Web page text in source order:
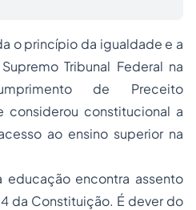
o princípio da igualdade e a
Tribunal Federal na
de Preceito
considerou constitucional a
ao ensino superior na
encontra assento
da Constituição. É dever do